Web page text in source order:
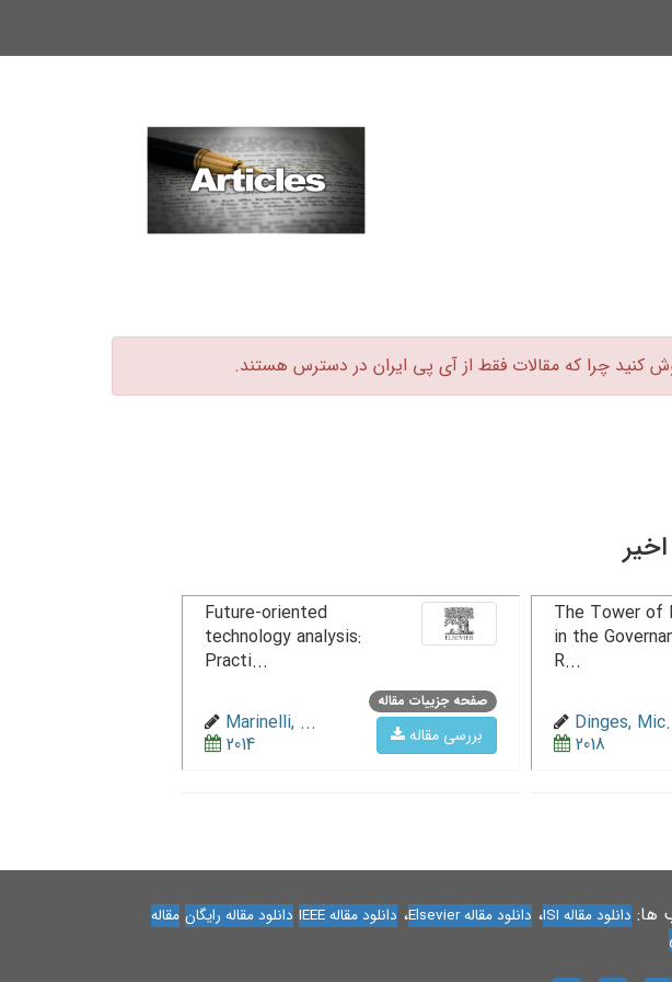
کنید چرا که مقالات فقط از آی پی ایران در دسترس هستند.‏
The Tower of
in the
R...
Dinges,
2018
صفحه جزییات مقاله
بررسی مقاله
Future-oriented
technology analysis:
Practi...
Marinelli, ...
2014
ها: دانلود مقاله ISI ، دانلود مقاله Elsevier ، دانلود مقاله IEEE دانلود مقاله رایگان مقاله